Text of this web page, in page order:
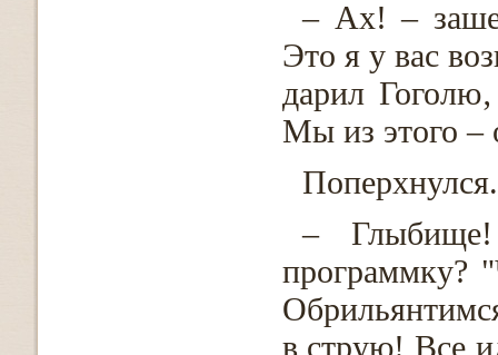
– Ах! –
Это я у вас
дарил
Мы из этого –
–
программку?
в струю! Все